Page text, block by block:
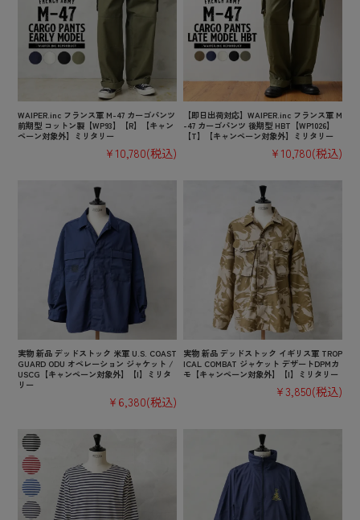
WAIPER.inc フランス軍 M-47 カーゴパンツ
前期型 コットン製【WP93】【R】【キャン
ペーン対象外】ミリタリー
¥10,780(税込)
【即日出荷対応】WAIPER.inc フランス軍 M
-47 カーゴパンツ 後期型 HBT【WP1026】
【T】【キャンペーン対象外】ミリタリー
¥10,780(税込)
実物 新品 デッドストック 米軍 U.S. COAST
GUARD ODU オペレーション ジャケット /
USCG【キャンペーン対象外】【I】ミリタ
リー
¥6,380(税込)
実物 新品 デッドストック イギリス軍 TROP
ICAL COMBAT ジャケット デザートDPMカ
モ【キャンペーン対象外】【I】ミリタリー
¥3,850(税込)